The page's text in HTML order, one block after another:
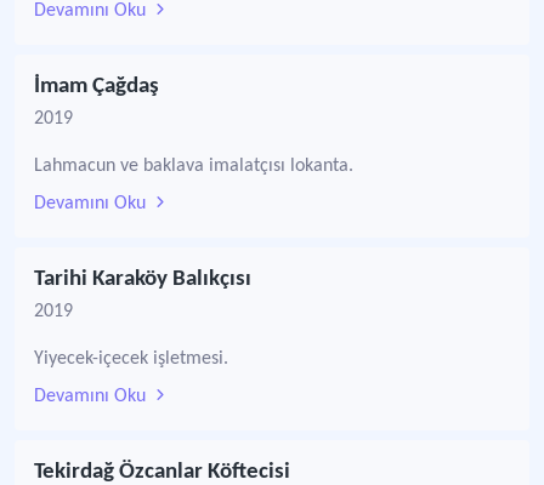
Devamını Oku
İmam Çağdaş
2019
Lahmacun ve baklava imalatçısı lokanta.
Devamını Oku
Tarihi Karaköy Balıkçısı
2019
Yiyecek-içecek işletmesi.
Devamını Oku
Tekirdağ Özcanlar Köftecisi